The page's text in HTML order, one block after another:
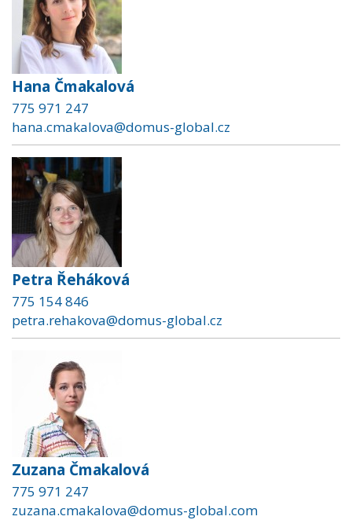
Hana Čmakalová
775 971 247
hana.cmakalova@domus-global.cz
Petra Řeháková
775 154 846
petra.rehakova@domus-global.cz
Zuzana Čmakalová
775 971 247
zuzana.cmakalova@domus-global.com